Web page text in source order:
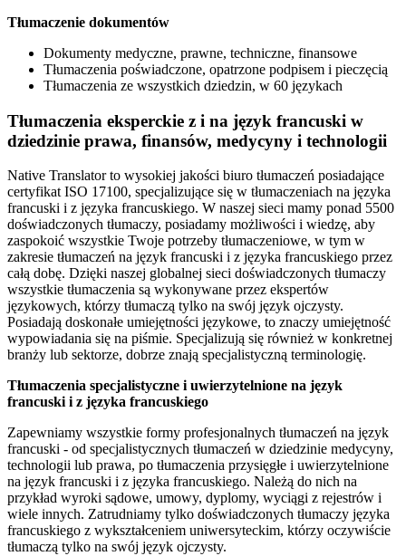
Tłumaczenie dokumentów
Dokumenty medyczne, prawne, techniczne, finansowe
Tłumaczenia poświadczone, opatrzone podpisem i pieczęcią
Tłumaczenia ze wszystkich dziedzin, w 60 językach
Tłumaczenia eksperckie z i na język francuski w
dziedzinie prawa, finansów, medycyny i technologii
Native Translator to wysokiej jakości biuro tłumaczeń posiadające
certyfikat ISO 17100, specjalizujące się w tłumaczeniach na języka
francuski i z języka francuskiego. W naszej sieci mamy ponad 5500
doświadczonych tłumaczy, posiadamy możliwości i wiedzę, aby
zaspokoić wszystkie Twoje potrzeby tłumaczeniowe, w tym w
zakresie tłumaczeń na język francuski i z języka francuskiego przez
całą dobę. Dzięki naszej globalnej sieci doświadczonych tłumaczy
wszystkie tłumaczenia są wykonywane przez ekspertów
językowych, którzy tłumaczą tylko na swój język ojczysty.
Posiadają doskonałe umiejętności językowe, to znaczy umiejętność
wypowiadania się na piśmie. Specjalizują się również w konkretnej
branży lub sektorze, dobrze znają specjalistyczną terminologię.
Tłumaczenia specjalistyczne i uwierzytelnione na język
francuski i z języka francuskiego
Zapewniamy wszystkie formy profesjonalnych tłumaczeń na język
francuski - od specjalistycznych tłumaczeń w dziedzinie medycyny,
technologii lub prawa, po tłumaczenia przysięgłe i uwierzytelnione
na język francuski i z języka francuskiego. Należą do nich na
przykład wyroki sądowe, umowy, dyplomy, wyciągi z rejestrów i
wiele innych. Zatrudniamy tylko doświadczonych tłumaczy języka
francuskiego z wykształceniem uniwersyteckim, którzy oczywiście
tłumaczą tylko na swój język ojczysty.